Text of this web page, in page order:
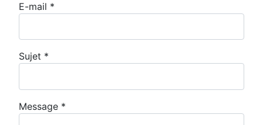
E-mail *
Sujet *
Message *